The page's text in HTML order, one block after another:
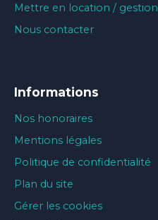
Mettre en location / gestion
Nous contacter
Informations
Nos honoraires
Mentions légales
Politique de confidentialité
Plan du site
Gérer les cookies